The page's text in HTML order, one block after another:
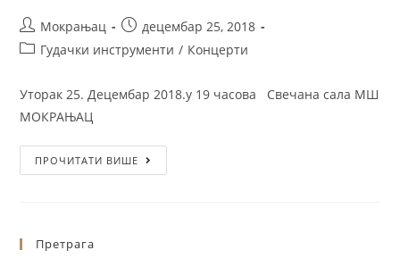
Мокрањац
децембар 25, 2018
Гудачки инструменти / Концерти
Уторак 25. Децембар 2018.у 19 часова Свечана сала МШ
МОКРАЊАЦ
ПРОЧИТАТИ ВИШЕ
Претрага